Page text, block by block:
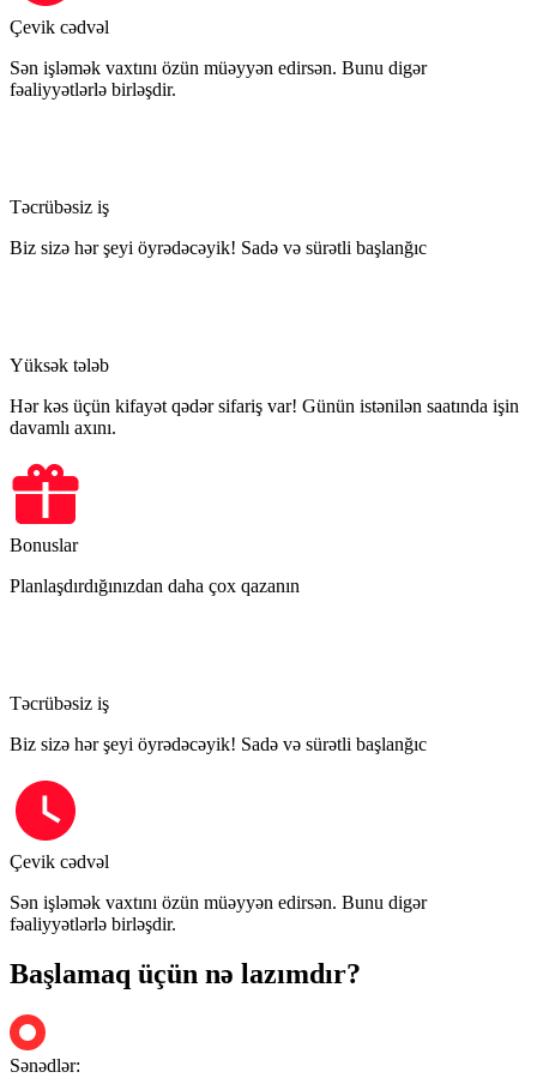
Çevik cədvəl
Sən işləmək vaxtını özün müəyyən edirsən. Bunu digər
fəaliyyətlərlə birləşdir.
Təcrübəsiz iş
Biz sizə hər şeyi öyrədəcəyik! Sadə və sürətli başlanğıc
Yüksək tələb
Hər kəs üçün kifayət qədər sifariş var! Günün istənilən saatında işin
davamlı axını.
Bonuslar
Planlaşdırdığınızdan daha çox qazanın
Təcrübəsiz iş
Biz sizə hər şeyi öyrədəcəyik! Sadə və sürətli başlanğıc
Çevik cədvəl
Sən işləmək vaxtını özün müəyyən edirsən. Bunu digər
fəaliyyətlərlə birləşdir.
Başlamaq üçün nə lazımdır?
Sənədlər: